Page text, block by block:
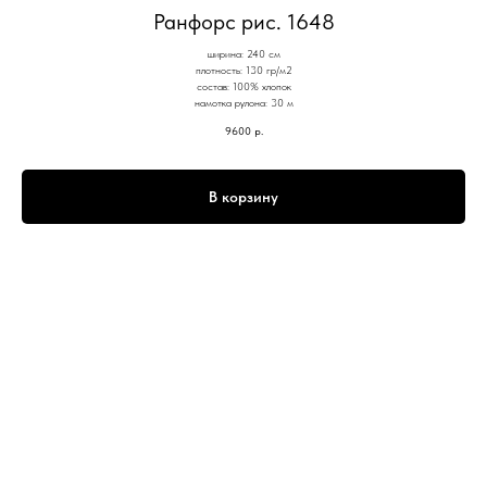
Ранфорс рис. 1648
ширина: 240 см
плотность: 130 гр/м2
состав: 100% хлопок
намотка рулона: 30 м
9600 р.
В корзину